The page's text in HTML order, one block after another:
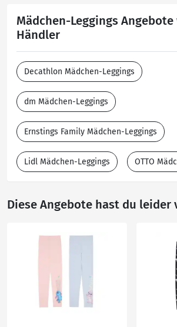
Mädchen-Leggings
Händler
Decathlon Mädchen-Leggings
dm Mädchen-Leggings
Ernstings Family Mädchen-Leggings
Lidl Mädchen-Leggings OTTO
Diese Angebote hast du leider